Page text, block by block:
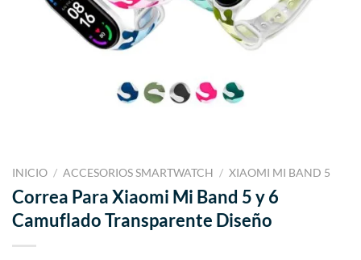
INICIO / ACCESORIOS SMARTWATCH / XIAOMI MI BAND 5
Correa Para Xiaomi Mi Band 5 y 6
Camuflado Transparente Diseño